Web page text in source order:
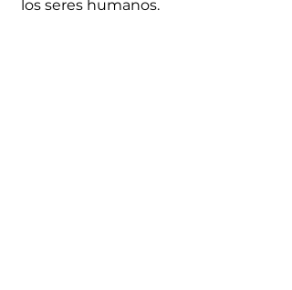
los seres humanos.